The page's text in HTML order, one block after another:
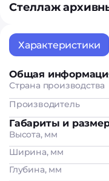
Стеллаж
Характеристики
Общая
Страна производства
Производитель
Габариты и
Высота, мм
Ширина, мм
Глубина, мм